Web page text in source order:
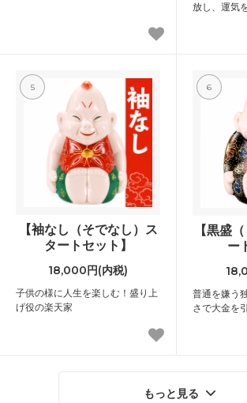
放し、運気
5
【袖なし（そでなし）ス
タートセット】
18,000円(内税)
子供の様に人生を楽しむ！盛り上
げ役の楽天家
6
【黒盛
ー
普通を嫌う
さで大金を
もっと見る